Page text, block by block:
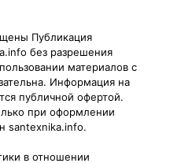
Публикация
без разрешения
материалов с
Информация на
публичной офертой.
при оформлении
santexnika.info.
в отношении